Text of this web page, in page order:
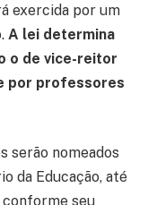
exercida por um
A lei determina
o de vice-reitor
por professores
serão nomeados
da Educação, até
seu